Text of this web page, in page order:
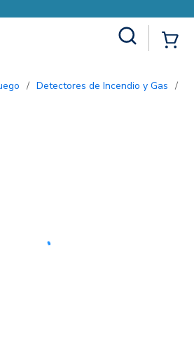
/ Detectores de Incendio y Gas /